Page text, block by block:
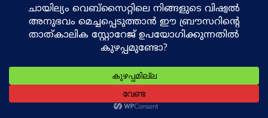
കാമാഖ്യദേവി
ആത്മികയുടെ പഠനാരംഭം
അമ്മേ നിളേ നിനക്കെന്തുപറ്റി
എന്റെ വിദ്യാലയം, ഒളപ്പമണ്ണ